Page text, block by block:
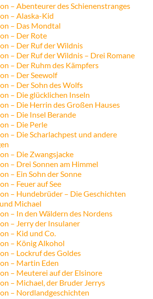
– Abenteurer des Schienenstranges
– Alaska-Kid
– Das Mondtal
– Der Rote
– Der Ruf der Wildnis
– Der Ruf der Wildnis – Drei Romane
– Der Ruhm des Kämpfers
– Der Seewolf
– Der Sohn des Wolfs
– Die glücklichen Inseln
– Die Herrin des Großen Hauses
– Die Insel Berande
– Die Perle
– Die Scharlachpest und andere
– Die Zwangsjacke
– Drei Sonnen am Himmel
– Ein Sohn der Sonne
– Feuer auf See
– Hundebrüder – Die Geschichten
Michael
– In den Wäldern des Nordens
– Jerry der Insulaner
– Kid und Co.
– König Alkohol
– Lockruf des Goldes
– Martin Eden
– Meuterei auf der Elsinore
– Michael, der Bruder Jerrys
– Nordlandgeschichten